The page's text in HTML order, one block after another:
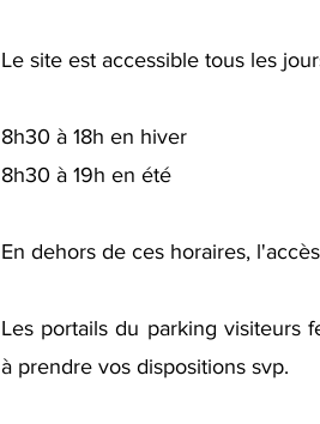
Le site est accessible tous les
8h30 à 18h en hiver
8h30 à 19h en été
En dehors de ces horaires,
Les portails du parking visiteurs
à prendre vos dispositions svp.